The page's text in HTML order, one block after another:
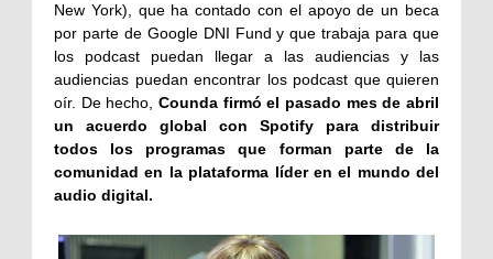
New York), que ha contado con el apoyo de un beca
por parte de Google DNI Fund y que trabaja para que
los podcast puedan llegar a las audiencias y las
audiencias puedan encontrar los podcast que quieren
oír. De hecho, Counda firmó el pasado mes de abril
un acuerdo global con Spotify para distribuir
todos los programas que forman parte de la
comunidad en la plataforma líder en el mundo del
audio digital.